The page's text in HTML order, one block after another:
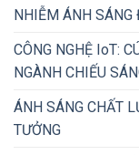
NHIỄM ÁNH SÁNG
CÔNG NGHỆ IoT:
NGÀNH CHIẾU
ÁNH SÁNG CHẤT
TƯỞNG